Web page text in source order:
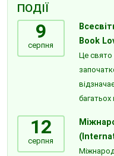
ПОДІЇ
9
серпня
Book
Це свято
багатьох
12
серпня